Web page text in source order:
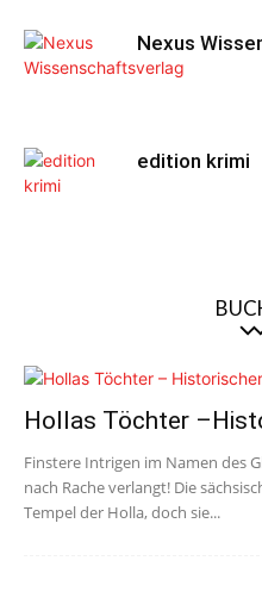
Nexus
edition krimi
Hollas Töchter
Finstere Intrigen im Namen des
nach Rache verlangt! Die
Tempel der Holla, doch sie...